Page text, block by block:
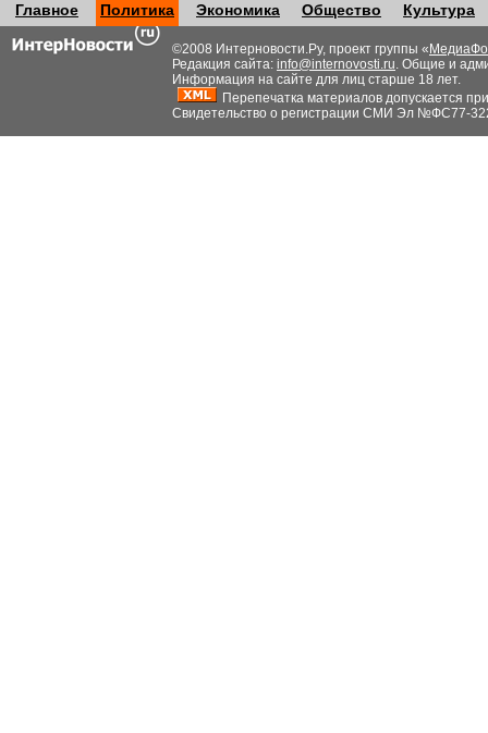
Главное Политика Экономика Общество Культура
©2008 Интерновости.Ру, проект группы «
Редакция сайта: info@internovosti.ru. Общие и
Информация на сайте для лиц старше 18 лет.
Перепечатка материалов допускается
Свидетельство о регистрации СМИ Эл №ФС77-